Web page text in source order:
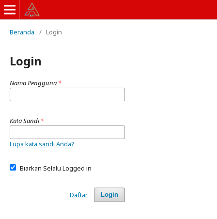
Beranda / Login
Login
Nama Pengguna *
Kata Sandi*
Lupa kata sandi Anda?
Biarkan Selalu Logged in
Login
Daftar